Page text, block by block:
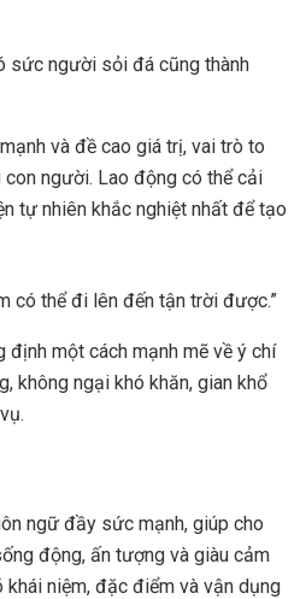
sức người sỏi đá cũng thành
và đề cao giá trị, vai trò to
người. Lao động có thể cải
tự nhiên khắc nghiệt nhất để tạo
có thể đi lên đến tận trời được.”
định một cách mạnh mẽ về ý chí
không ngại khó khăn, gian khổ
ngữ đầy sức mạnh, giúp cho
động, ấn tượng và giàu cảm
khái niệm, đặc điểm và vận dụng